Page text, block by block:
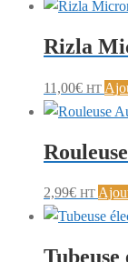
Rizla
11,00€ HT
2,99€ HT